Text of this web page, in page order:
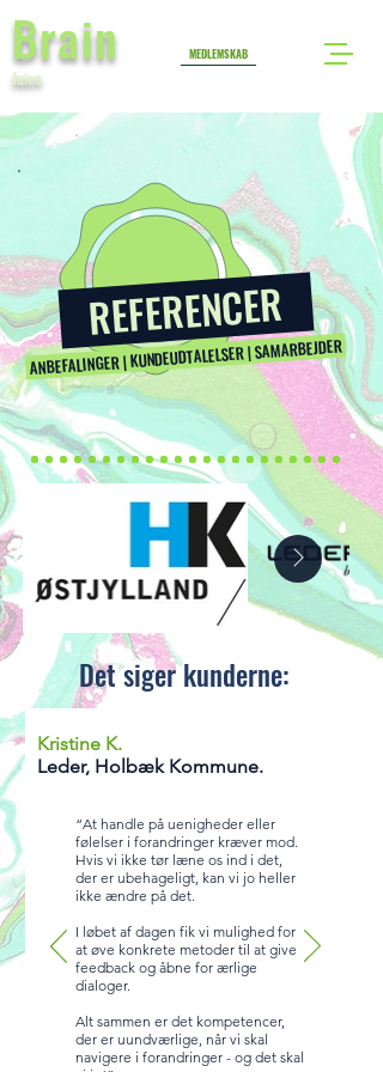
Brain MEDLEMSKAB
Juice
REFERENCER
ANBEFALINGER | KUNDEUDTALELSER | SAMARBEJDER
Det siger kunderne:
Kristine K.
Leder, Holbæk Kommune.
“At handle på uenigheder eller
følelser i forandringer kræver mod.
Hvis vi ikke tør læne os ind i det,
der er ubehageligt, kan vi jo heller
ikke ændre på det.
I løbet af dagen fik vi mulighed for
at øve konkrete metoder til at give
feedback og åbne for ærlige
dialoger.
Alt sammen er det kompetencer,
der er uundværlige, når vi skal
navigere i forandringer - og det skal